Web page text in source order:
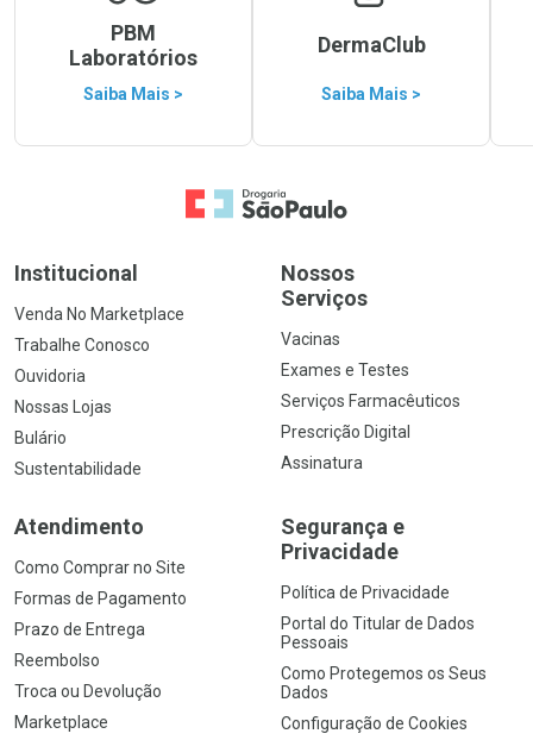
PBM
Laboratórios
Saiba Mais >
DermaClub
Saiba Mais >
Ir para a Home
Institucional
Venda No Marketplace
Trabalhe Conosco
Ouvidoria
Nossas Lojas
Bulário
Sustentabilidade
Nossos
Serviços
Vacinas
Exames e Testes
Serviços Farmacêuticos
Prescrição Digital
Assinatura
Atendimento
Como Comprar no Site
Formas de Pagamento
Prazo de Entrega
Reembolso
Troca ou Devolução
Marketplace
Segurança e
Privacidade
Política de Privacidade
Portal do Titular de Dados
Pessoais
Como Protegemos os Seus
Dados
Configuração de Cookies